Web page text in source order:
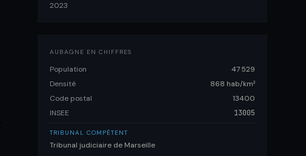
2023
AUBAGNE EN CHIFFRES
Population
47 529
Densité
868 hab/km²
Code postal
13400
INSEE
13005
TRIBUNAL COMPÉTENT
Tribunal judiciaire de Marseille